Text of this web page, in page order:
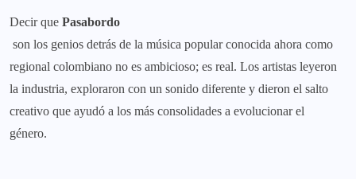
Decir que Pasabordo
son los genios detrás de la música popular conocida ahora como
regional colombiano no es ambicioso; es real. Los artistas leyeron
la industria, exploraron con un sonido diferente y dieron el salto
creativo que ayudó a los más consolidades a evolucionar el
género.